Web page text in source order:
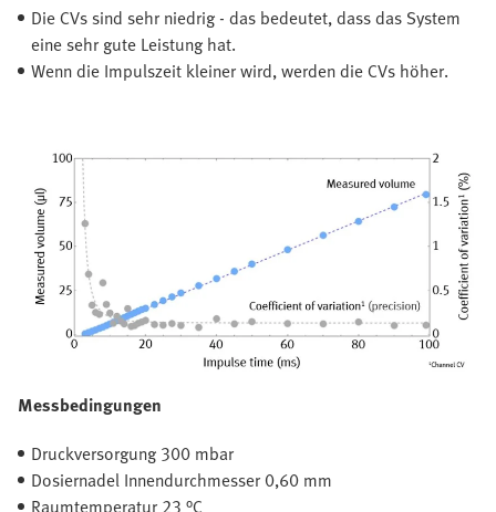
Die CVs sind sehr niedrig - das bedeutet, dass das System
eine sehr gute Leistung hat.
Wenn die Impulszeit kleiner wird, werden die CVs höher.
Messbedingungen
Druckversorgung 300 mbar
Dosiernadel Innendurchmesser 0,60 mm
Raumtemperatur 23 °C